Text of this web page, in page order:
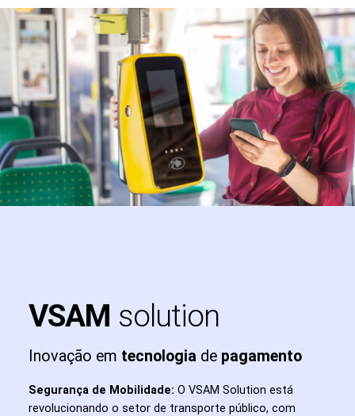
VSAM solution
Inovação em tecnologia de pagamento
Segurança de Mobilidade: O VSAM Solution está
revolucionando o setor de transporte público, com